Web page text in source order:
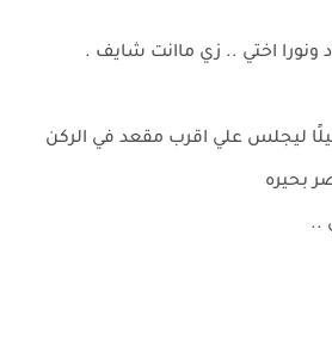
ونورا اختي .. زي ماانت شايف .
ليجلس علي اقرب مقعد في الركن
بحيره
..